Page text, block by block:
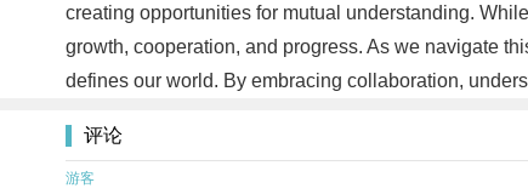
creating opportunities for mutual understanding.
growth, cooperation, and progress. As we navigate
defines our world. By embracing collaboration,
评论
游客